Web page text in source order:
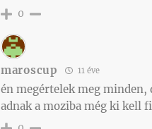
0
maroscup 11 éve
én megértelek meg
adnak a moziba még ki kell